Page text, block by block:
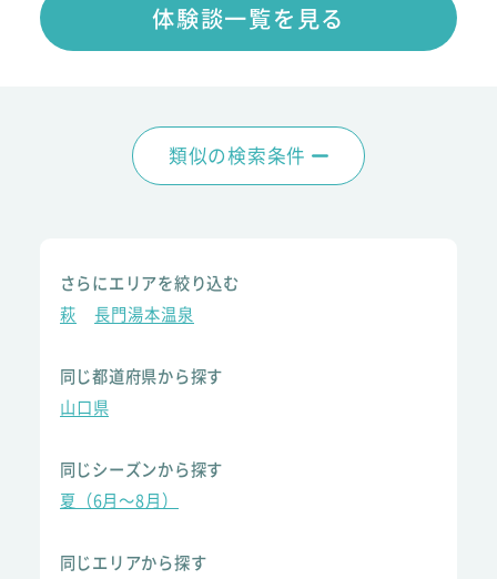
体験談一覧を見る
類似の検索条件
さらにエリアを絞り込む
萩
長門湯本温泉
同じ都道府県から探す
山口県
同じシーズンから探す
夏（6月～8月）
同じエリアから探す